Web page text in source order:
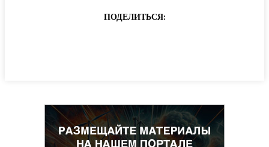
ПОДЕЛИТЬСЯ: